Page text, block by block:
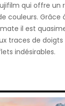
qui offre un
couleurs. Grâce
il est
traces de
indésirables.